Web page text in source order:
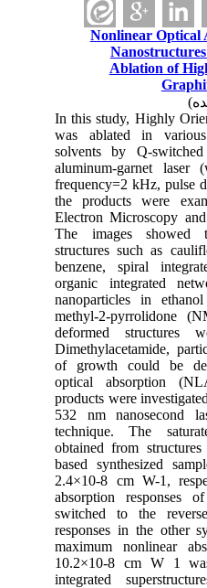
Nonlinear
Ablation of
In this study, Highly
was ablated in
solvents by Q-
aluminum-garnet
frequency=2 kHz,
the products were
Electron Microscopy
The images
structures such as
benzene, spiral
organic integrated
nanoparticles in
methyl-2-pyrrolidone
deformed
Dimethylacetamide,
of growth could be
optical absorption
products were
532 nm nanosecond
technique. The
obtained from
based synthesized
2.4×10-8 cm W-1,
absorption responses
switched to the
responses in the other
maximum nonlinear
10.2×10-8 cm W 1
integrated